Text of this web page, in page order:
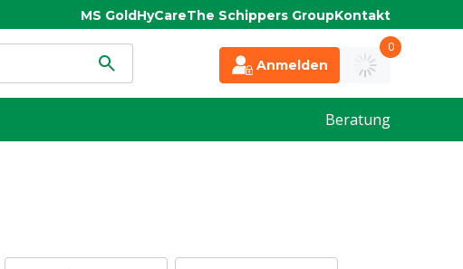
MS GoldHyCareThe Schippers GroupKontakt
Anmelden
0
Beratung